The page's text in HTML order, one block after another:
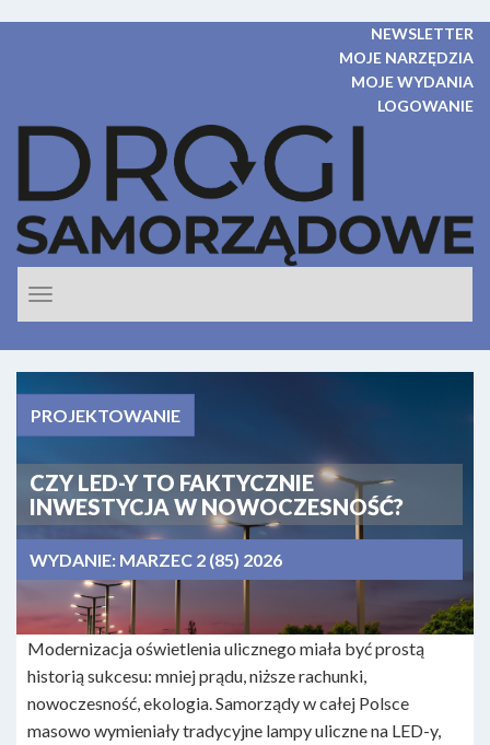
NEWSLETTER
MOJE NARZĘDZIA
MOJE WYDANIA
LOGOWANIE
nawigacje
PROJEKTOWANIE
CZY LED-Y TO FAKTYCZNIE
INWESTYCJA W NOWOCZESNOŚĆ?
WYDANIE: MARZEC 2 (85) 2026
Modernizacja oświetlenia ulicznego miała być prostą
historią sukcesu: mniej prądu, niższe rachunki,
nowoczesność, ekologia. Samorządy w całej Polsce
masowo wymieniały tradycyjne lampy uliczne na LED-y,